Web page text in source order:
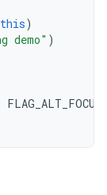
this)
demo" )